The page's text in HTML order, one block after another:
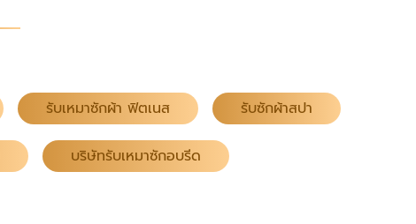
รับเหมาซักผ้า ฟิตเนส รับซักผ้าสปา
บริษัทรับเหมาซักอบรีด